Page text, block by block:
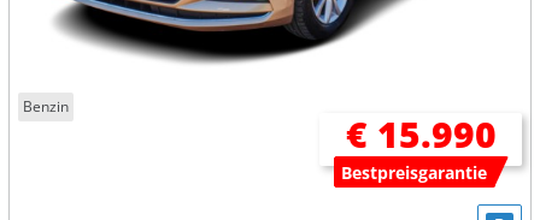
Benzin
€ 15.990
Bestpreisgarantie